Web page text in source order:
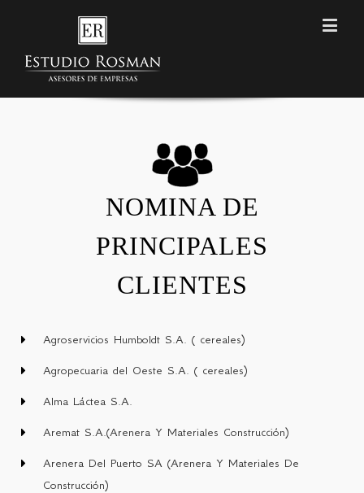
NOMINA DE
PRINCIPALES
CLIENTES
Agroservicios Humboldt S.A. ( cereales)
Agropecuaria del Oeste S.A. ( cereales)
Alma Láctea S.A.
Aremat S.A.(Arenera Y Materiales Construcción)
Arenera Del Puerto SA (Arenera Y Materiales De
Construcción)